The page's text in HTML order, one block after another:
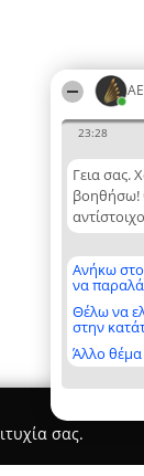
23:28
Γεια σας.
βοηθήσω!
Ανήκω
να
Θέλω να
στην
Άλλο θέμα
σας.